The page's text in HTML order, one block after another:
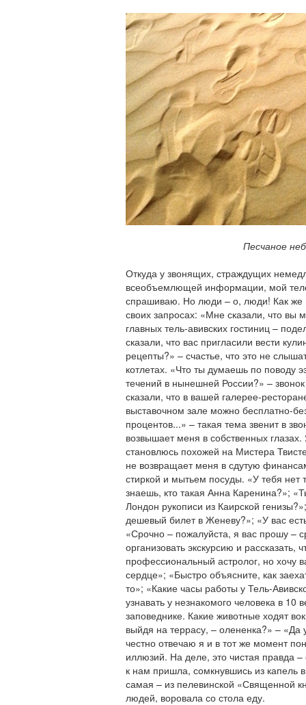
Песчаное
Откуда у звонящих, страждущих
всеобъемлющей информации, мой
спрашиваю. Но люди – о, люди! Как же
своих запросах: «Мне сказали, что вы
главных тель-авивских гостиниц –
сказали, что вас пригласили вести
рецепты?» – счастье, что это не
котлетах. «Что ты думаешь по поводу
течений в нынешней России?» –
сказали, что в вашей галерее-
выставочном зале можно бесплатно-
процентов...» – такая тема звенит в
возвышает меня в собственных
становлюсь похожей на Мистера
не возвращает меня в сдутую
стиркой и мытьем посуды. «У тебя
знаешь, кто такая Анна Каренина?»;
Лондон рукописи из Каирской
дешевый билет в Женеву?»; «У вас
«Срочно – пожалуйста, я вас прошу –
организовать экскурсию и рассказать,
профессиональный астролог, но хочу
сердце»; «Быстро объясните, как
то»; «Какие часы работы у Тель-
узнавать у незнакомого человека в
заповеднике. Какие животные ходят
выйдя на террасу, – олененка?» –
честно отвечаю я и в тот же момент
иллюзий. На деле, это чистая правда
к нам пришла, сомкнувшись из капель
самая – из пелевинской «Священной
людей, воровала со стола еду.